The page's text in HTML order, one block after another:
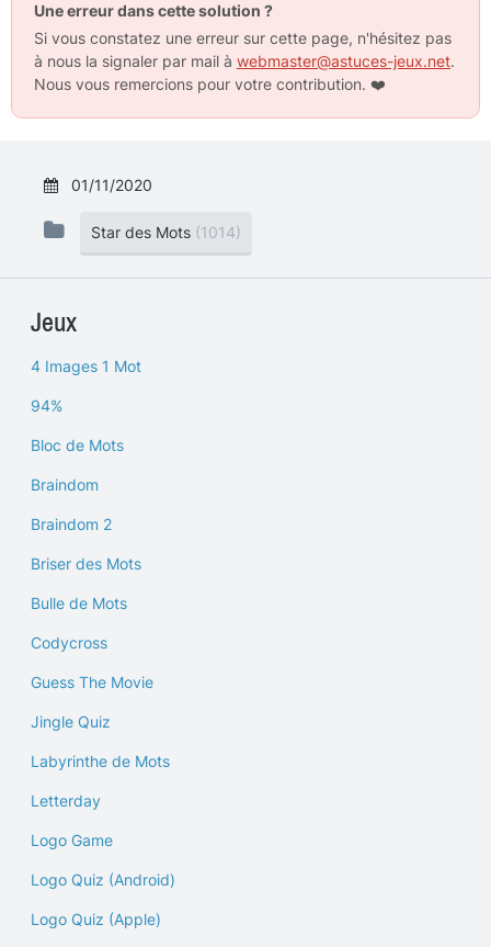
Une erreur dans cette solution ?
Si vous constatez une erreur sur cette page, n'hésitez pas
à nous la signaler par mail à webmaster@astuces-jeux.net.
Nous vous remercions pour votre contribution. ❤️
01/11/2020
Star des Mots (1014)
Jeux
4 Images 1 Mot
94%
Bloc de Mots
Braindom
Braindom 2
Briser des Mots
Bulle de Mots
Codycross
Guess The Movie
Jingle Quiz
Labyrinthe de Mots
Letterday
Logo Game
Logo Quiz (Android)
Logo Quiz (Apple)